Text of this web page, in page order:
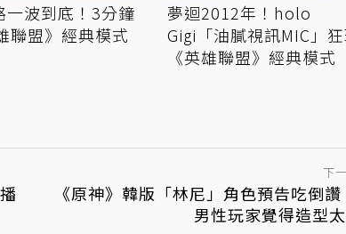
一波到底！3分鐘
聯盟》經典模式
夢迴2012年！holo
Gigi「油膩視訊MIC」
《英雄聯盟》經典模式
下
《原神》韓版「林尼」角色預告吃倒
男性玩家覺得造型